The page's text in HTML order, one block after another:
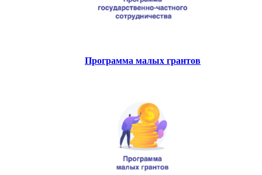
Программа малых грантов